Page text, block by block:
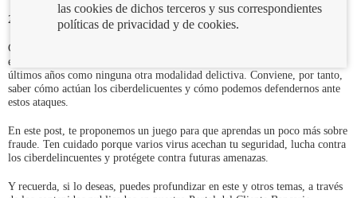
24/08/2023
Como sabes, el fraude por internet es una de las amenazas más frecuentes
en la actualidad. Los engaños y estafas online se han disparado en los
últimos años como ninguna otra modalidad delictiva. Conviene, por tanto,
saber cómo actúan los ciberdelicuentes y cómo podemos defendernos ante
estos ataques.
En este post, te proponemos un juego para que aprendas un poco más sobre
fraude. Ten cuidado porque varios virus acechan tu seguridad, lucha contra
los ciberdelincuentes y protégete contra futuras amenazas.
Y recuerda, si lo deseas, puedes profundizar en este y otros temas, a través
las cookies de dichos terceros y sus correspondientes
políticas de privacidad y de cookies.